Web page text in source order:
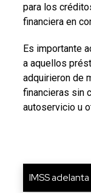
para los
financiera en
Es importante
a aquellos
adquirieron de
financieras sin
autoservicio u
IMSS